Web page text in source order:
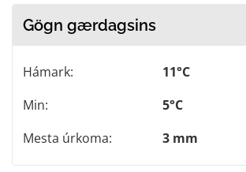
Gögn gærdagsins
Hámark:
11°C
Min:
5°C
Mesta úrkoma:
3 mm